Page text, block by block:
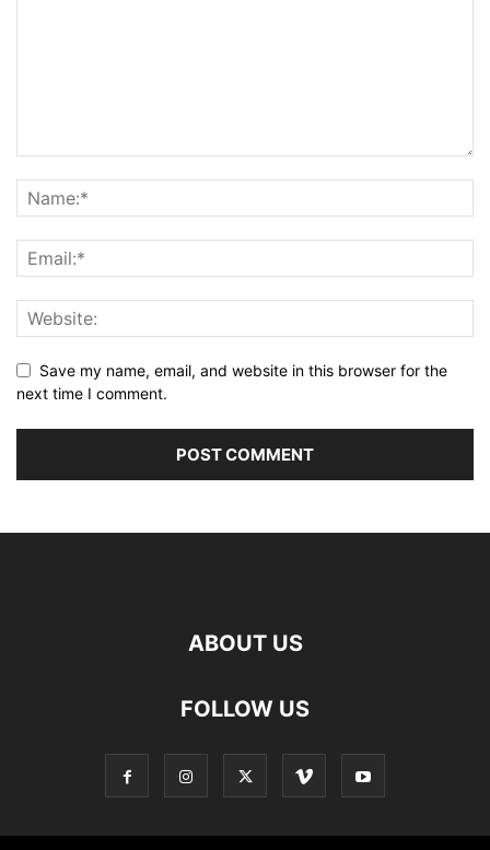
Save my name, email, and website in this browser for the
next time I comment.
ABOUT US
FOLLOW US